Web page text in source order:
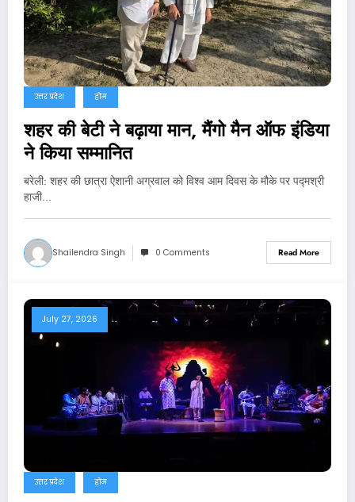
उत्तर प्रदेश होम
शहर की बेटी ने बढ़ाया मान, मैंगो मैन ऑफ इंडिया
ने किया सम्मानित
बरेली: शहर की छात्रा ऐशानी अग्रवाल को विश्व आम दिवस के मौके पर पद्मश्री
हाजी…
Shailendra Singh 0 Comments Read More
July 27, 2026
उत्तर प्रदेश होम